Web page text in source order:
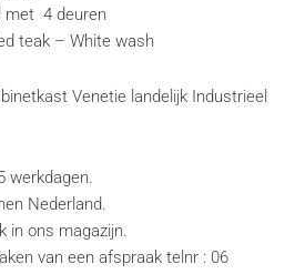
met 4 deuren
teak – White wash
Venetie landelijk Industrieel
werkdagen.
Nederland.
in ons magazijn.
van een afspraak telnr : 06